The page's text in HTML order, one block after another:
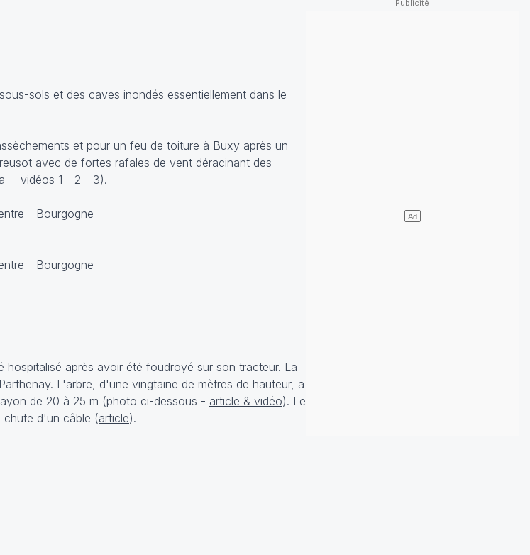
sols et des caves inondés essentiellement dans le
et pour un feu de toiture à Buxy après un
avec de fortes rafales de vent déracinant des
- vidéos 1 - 2 - 3).
après avoir été foudroyé sur son tracteur. La
L'arbre, d'une vingtaine de mètres de hauteur, a
de 20 à 25 m (photo ci-dessous - article & vidéo). Le
chute d'un câble (article).